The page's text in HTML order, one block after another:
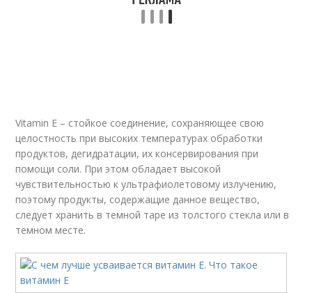
Vitamin E – стойкое соединение, сохраняющее свою
целостность при высоких температурах обработки
продуктов, дегидратации, их консервирования при
помощи соли. При этом обладает высокой
чувствительностью к ультрафиолетовому излучению,
поэтому продукты, содержащие данное вещество,
следует хранить в темной таре из толстого стекла или в
темном месте.